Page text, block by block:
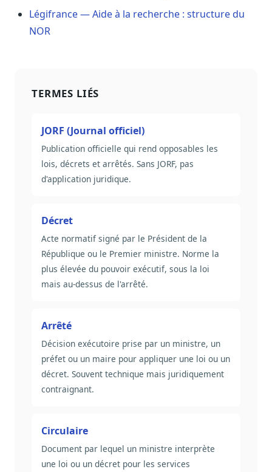
Légifrance — Aide à la recherche : structure du
NOR
TERMES LIÉS
JORF (Journal officiel)
Publication officielle qui rend opposables les
lois, décrets et arrêtés. Sans JORF, pas
d'application juridique.
Décret
Acte normatif signé par le Président de la
République ou le Premier ministre. Norme la
plus élevée du pouvoir exécutif, sous la loi
mais au-dessus de l'arrêté.
Arrêté
Décision exécutoire prise par un ministre, un
préfet ou un maire pour appliquer une loi ou un
décret. Souvent technique mais juridiquement
contraignant.
Circulaire
Document par lequel un ministre interprète
une loi ou un décret pour les services